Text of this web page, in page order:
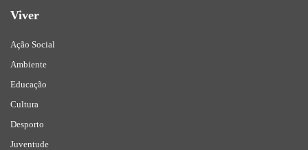
Viver
Ação Social
Ambiente
Educação
Cultura
Desporto
Juventude